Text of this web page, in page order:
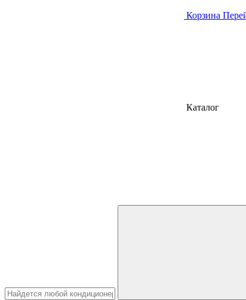
Корзина
Каталог